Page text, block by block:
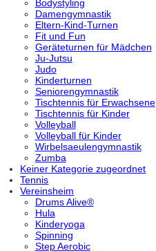
Bodystyling
Damengymnastik
Eltern-Kind-Turnen
Fit und Fun
Geräteturnen für Mädchen
Ju-Jutsu
Judo
Kinderturnen
Seniorengymnastik
Tischtennis für Erwachsene
Tischtennis für Kinder
Volleyball
Volleyball für Kinder
Wirbelsaeulengymnastik
Zumba
Keiner Kategorie zugeordnet
Tennis
Vereinsheim
Drums Alive®
Hula
Kinderyoga
Spinning
Step Aerobic